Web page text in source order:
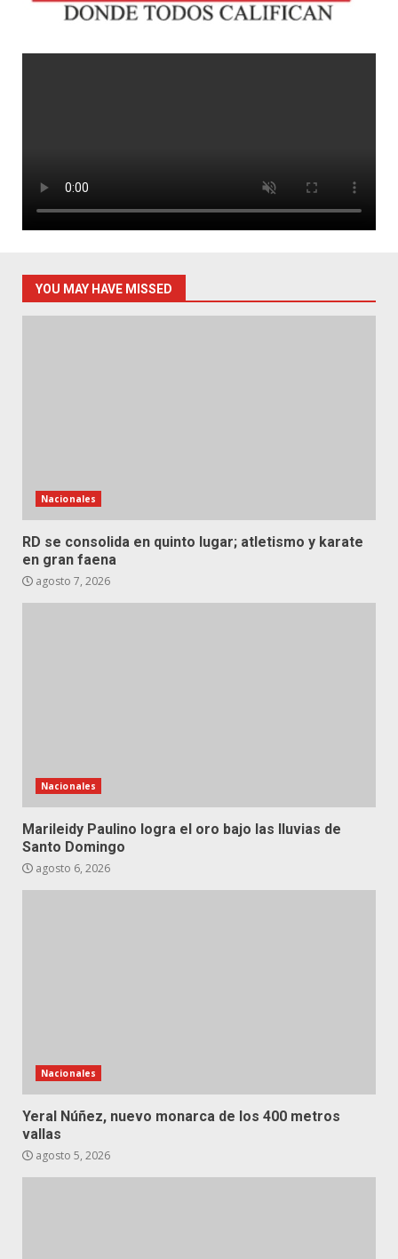
YOU MAY HAVE MISSED
Nacionales
RD se consolida en quinto lugar; atletismo y karate
en gran faena
agosto 7, 2026
Nacionales
Marileidy Paulino logra el oro bajo las lluvias de
Santo Domingo
agosto 6, 2026
Nacionales
Yeral Núñez, nuevo monarca de los 400 metros
vallas
agosto 5, 2026